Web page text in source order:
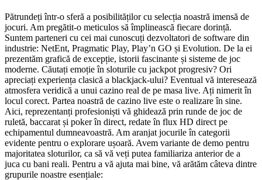
Pătrundeți într-o sferă a posibilităților cu selecția noastră imensă de
jocuri. Am pregătit-o meticulos să împlinească fiecare dorință.
Suntem parteneri cu cei mai cunoscuți dezvoltatori de software din
industrie: NetEnt, Pragmatic Play, Play’n GO și Evolution. De la ei
prezentăm grafică de excepție, istorii fascinante și sisteme de joc
moderne. Căutați emoție în sloturile cu jackpot progresiv? Ori
apreciați experiența clasică a blackjack-ului? Eventual vă interesează
atmosfera veridică a unui cazino real de pe masa live. Ați nimerit în
locul corect. Partea noastră de cazino live este o realizare în sine.
Aici, reprezentanți profesioniști vă ghidează prin runde de joc de
ruletă, baccarat și poker în direct, redate în flux HD direct pe
echipamentul dumneavoastră. Am aranjat jocurile în categorii
evidente pentru o explorare ușoară. Avem variante de demo pentru
majoritatea sloturilor, ca să vă veți putea familiariza anterior de a
juca cu bani reali. Pentru a vă ajuta mai bine, vă arătăm câteva dintre
grupurile noastre esențiale: